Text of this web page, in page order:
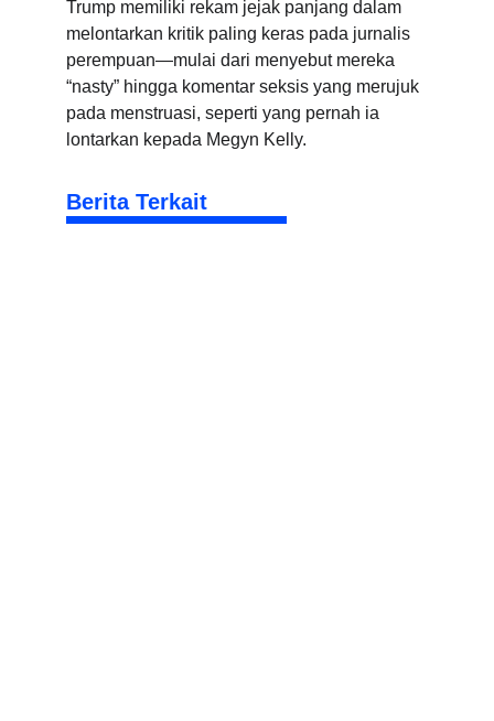
Trump memiliki rekam jejak panjang dalam
melontarkan kritik paling keras pada jurnalis
perempuan—mulai dari menyebut mereka
“nasty” hingga komentar seksis yang merujuk
pada menstruasi, seperti yang pernah ia
lontarkan kepada Megyn Kelly.
Berita Terkait